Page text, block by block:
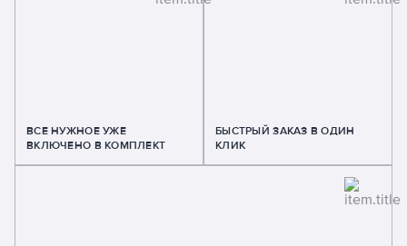
ВСЕ НУЖНОЕ УЖЕ
ВКЛЮЧЕНО В КОМПЛЕКТ
БЫСТРЫЙ ЗАКАЗ В ОДИН
КЛИК